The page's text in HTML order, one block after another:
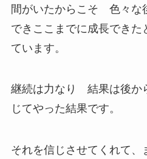
間がいたからこそ 色々な
できここまでに成長できた
ています。
継続は力なり 結果は後か
じてやった結果です。
それを信じさせてくれて、